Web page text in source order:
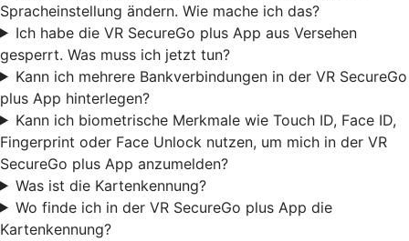
Spracheinstellung ändern. Wie mache ich das?
Ich habe die VR SecureGo plus App aus Versehen
gesperrt. Was muss ich jetzt tun?
Kann ich mehrere Bankverbindungen in der VR SecureGo
plus App hinterlegen?
Kann ich biometrische Merkmale wie Touch ID, Face ID,
Fingerprint oder Face Unlock nutzen, um mich in der VR
SecureGo plus App anzumelden?
Was ist die Kartenkennung?
Wo finde ich in der VR SecureGo plus App die
Kartenkennung?